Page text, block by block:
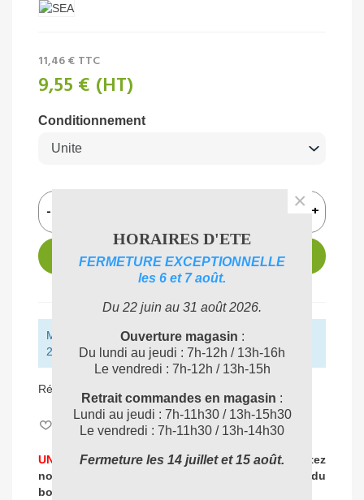
11,46 € TTC
9,55 € (HT)
Conditionnement
- +
AJOUTER AU PANIER
Montant restant pour obtenir la livraison gratuite :
250,00 € (HT)
Référence:
Aimer 0
UNE PROBLEMATIQUE DE NETTOYAGE ?Contactez
nos experts
le choix du
bon produit
HORAIRES D'ETE
FERMETURE EXCEPTIONNELLE
les 6 et 7 août.
Du 22 juin au 31 août 2026.
Ouverture magasin :
Du lundi au jeudi : 7h-12h / 13h-16h
Le vendredi : 7h-12h / 13h-15h
Retrait commandes en magasin :
Lundi au jeudi : 7h-11h30 / 13h-15h30
Le vendredi : 7h-11h30 / 13h-14h30
Fermeture les 14 juillet et 15 août.
×